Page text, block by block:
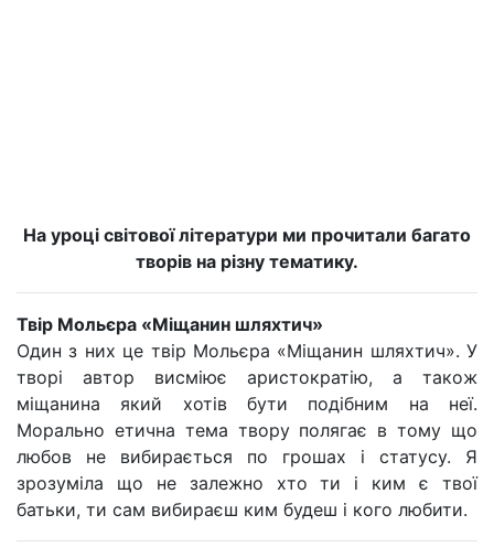
На уроці світової літератури ми прочитали багато
творів на різну тематику.
Твір Мольєра «Міщанин шляхтич»
Один з них це твір Мольєра «Міщанин шляхтич». У
творі автор висміює аристократію, а також
міщанина який хотів бути подібним на неї.
Морально етична тема твору полягає в тому що
любов не вибирається по грошах і статусу. Я
зрозуміла що не залежно хто ти і ким є твої
батьки, ти сам вибираєш ким будеш і кого любити.